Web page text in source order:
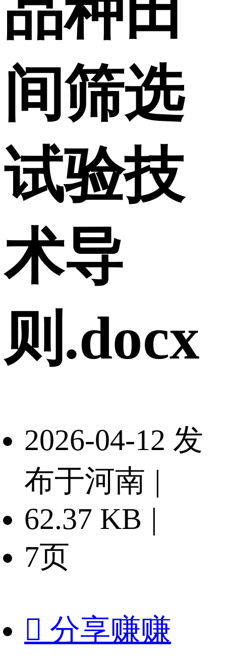
间筛选
试验技
术导
则.docx
2026-04-12 发
布于河南 |
62.37 KB |
7页
 分享赚赚